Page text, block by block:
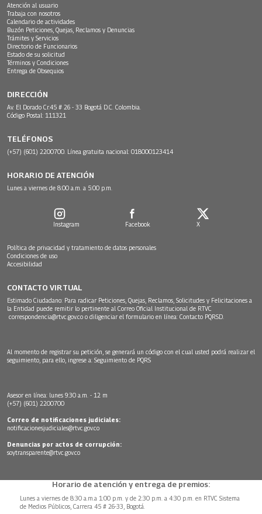
Atención al usuario
Trabaja con nosotros
Calendario de actividades
Buzón Peticiones, Quejas, Reclamos y Denuncias
Trámites y Servicios
Directorio de Funcionarios
Estado de su solicitud
Términos y Condiciones
Entrega de Obsequios
DIRECCIÓN
Av. El Dorado Cr.45 # 26 - 33 Bogotá D.C. Colombia.
Código Postal: 111321
TELÉFONOS
(+57) (601) 2200700. Línea gratuita nacional: 018000123414
HORARIO DE ATENCIÓN
Lunes a viernes de 8:00 a.m. a 5:00 p.m.
Instagram Facebook X
Política de privacidad y tratamiento de datos personales
Condiciones de uso
Accesibilidad
CONTACTO VIRTUAL
Estimado Ciudadano: Para radicar Peticiones, Quejas, Reclamos, Solicitudes y Felicitaciones a
la Entidad puede remitir lo pertinente al Correo Oficial Institucional de RTVC
correspondencia@rtvc.gov.co o diligenciar el formulario en línea: Contacto PQRSD.
Al momento de registrar su petición, se generará un código con el cual usted podrá realizar el
seguimiento, para ello, ingrese a: Seguimiento de PQRS
Asesor en línea: lunes 9:30 a.m. - 12 m
(+57) (601) 2200700
Correo de notificaciones judiciales:
notificacionesjudiciales@rtvc.gov.co
Denuncias por actos de corrupción:
soytransparente@rtvc.gov.co
Horario de atención y entrega de premios:
Lunes a viernes de 8:30 a.m.a 1:00 p.m. y de 2:30 p.m. a 4:30 p.m. en RTVC Sistema
de Medios Públicos, Carrera 45 # 26-33, Bogotá.